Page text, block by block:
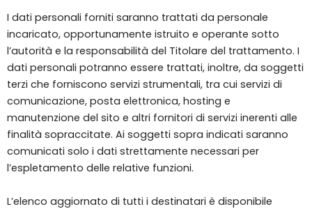
I dati personali forniti saranno trattati da personale
incaricato, opportunamente istruito e operante sotto
l’autorità e la responsabilità del Titolare del trattamento. I
dati personali potranno essere trattati, inoltre, da soggetti
terzi che forniscono servizi strumentali, tra cui servizi di
comunicazione, posta elettronica, hosting e
manutenzione del sito e altri fornitori di servizi inerenti alle
finalità sopraccitate. Ai soggetti sopra indicati saranno
comunicati solo i dati strettamente necessari per
l’espletamento delle relative funzioni.
L’elenco aggiornato di tutti i destinatari è disponibile